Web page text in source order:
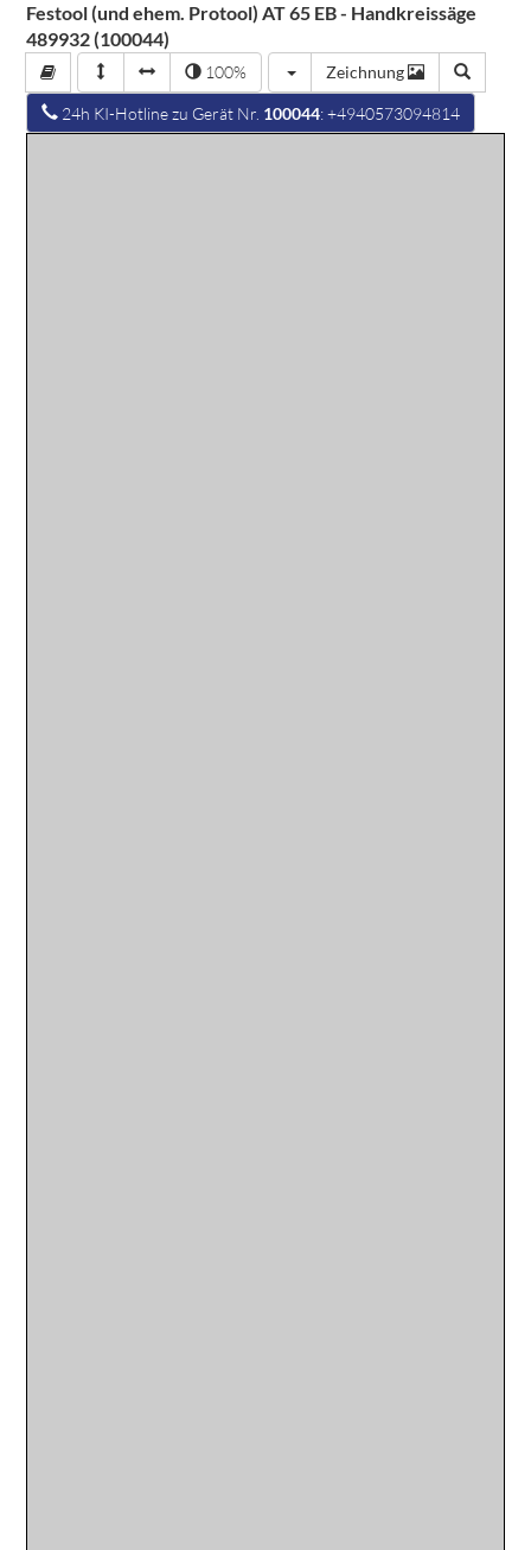
Festool (und ehem. Protool) AT 65 EB - Handkreissäge
489932 (100044)
100% Zeichnung
24h KI-Hotline zu Gerät Nr. 100044: +4940573094814